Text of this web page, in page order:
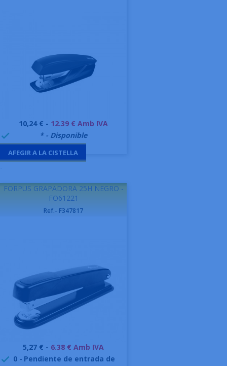
Preu
10,24 € - 12.39 € Amb IVA
 * - Disponible
AFEGIR A LA CISTELLA
-
FORPUS GRAPADORA 25H NEGRO -
FO61221
Ref.- F347817
Preu
5,27 € - 6.38 € Amb IVA
 0 - Pendiente de entrada de